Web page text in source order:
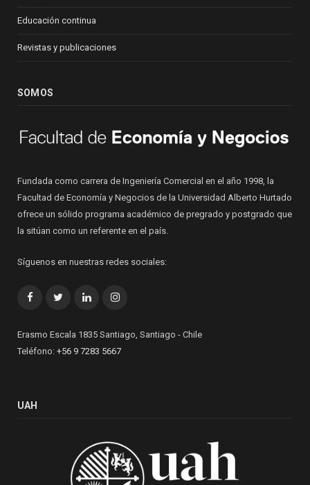
Educación continua
Revistas y publicaciones
SOMOS
Fundada como carrera de Ingeniería Comercial en el año 1998, la
Facultad de Economía y Negocios de la Universidad Alberto Hurtado
ofrece un sólido programa académico de pregrado y postgrado que
la sitúan como un referente en el país.
Síguenos en nuestras redes sociales:
FacebookTwitterLinkedInInstagram
Erasmo Escala 1835 Santiago, Santiago - Chile
Teléfono: +56 9 7283 5667
UAH